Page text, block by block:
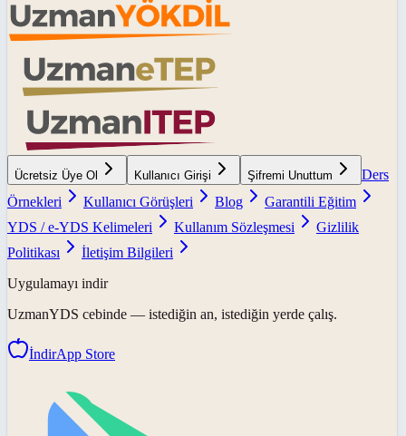
Ücretsiz Üye Ol Kullanıcı Girişi Şifremi Unuttum
Ders
Örnekleri
Kullanıcı Görüşleri Blog
Garantili Eğitim
YDS / e-YDS Kelimeleri
Kullanım Sözleşmesi
Gizlilik
Politikası
İletişim Bilgileri
Uygulamayı indir
UzmanYDS cebinde — istediğin an, istediğin yerde çalış.
İndirApp Store